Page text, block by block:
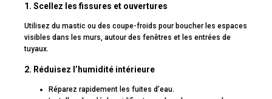
1. Scellez les fissures et ouvertures
Utilisez du mastic ou des coupe-froids pour boucher les espaces
visibles dans les murs, autour des fenêtres et les entrées de
tuyaux.
2. Réduisez l’humidité intérieure
Réparez rapidement les fuites d’eau.